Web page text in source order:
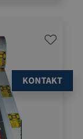
KONTAKT